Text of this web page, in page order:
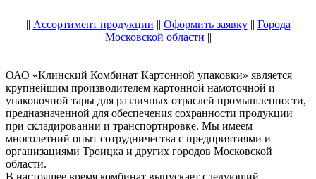
|| Ассортимент продукции || Оформить заявку|| Города
Московской области ||
ОАО «Клинский Комбинат Картонной упаковки» является
крупнейшим производителем картонной намоточной и
упаковочной тары для различных отраслей промышленности,
предназначенной для обеспечения сохранности продукции
при складировании и транспортировке. Мы имеем
многолетний опыт сотрудничества с предприятиями и
организациями Троицка и других городов Московской
области.
В настоящее время комбинат выпускает следующий